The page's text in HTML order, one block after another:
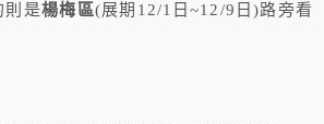
則是楊梅區(展期12/1日~12/9日)路旁看